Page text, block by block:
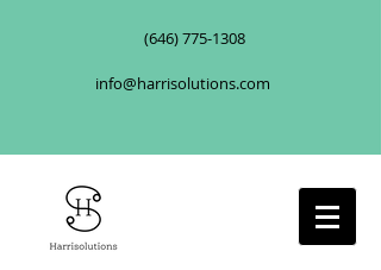
(646) 775-1308
info@harrisolutions.com